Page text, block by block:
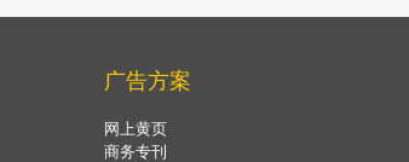
广告方案
网上黄页
商务专刊